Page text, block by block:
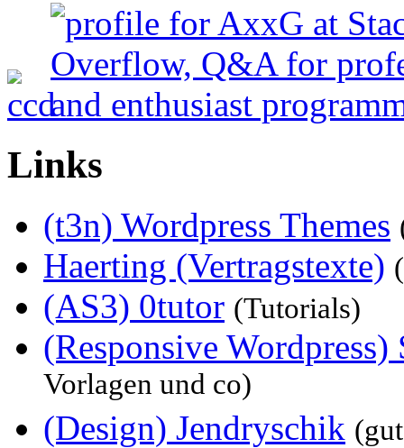
Links
(t3n) Wordpress Themes
Haerting (Vertragstexte)
(AS3) 0tutor (Tutorials)
(Responsive
Vorlagen und co)
(Design) Jendryschik